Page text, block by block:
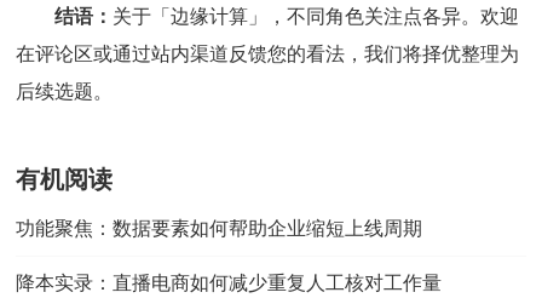
结语： 关于「边缘计算」，不同角色关注点各异。欢迎
在评论区或通过站内渠道反馈您的看法，我们将择优整理为
后续选题。
有机阅读
功能聚焦：数据要素如何帮助企业缩短上线周期
降本实录：直播电商如何减少重复人工核对工作量